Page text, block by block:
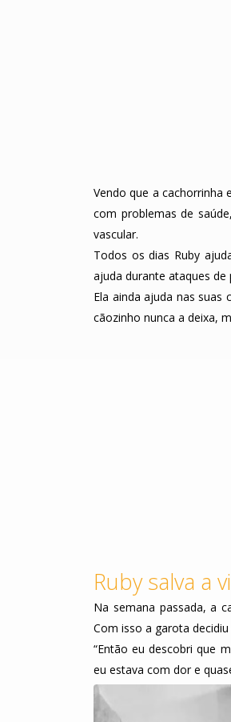
Vendo que a cachorrinha
com problemas de
vascular.
Todos os dias Ruby
ajuda durante ataques
Ela ainda ajuda nas
cãozinho nunca a deixa,
Ruby salva a
Na semana passada, a
Com isso a garota
“Então eu descobri que
eu estava com dor e